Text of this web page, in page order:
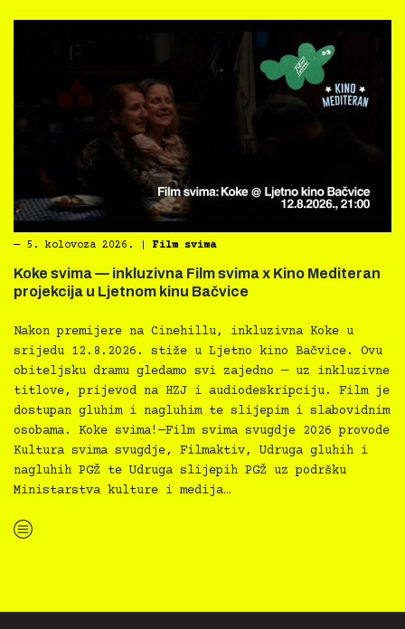
― 5. kolovoza 2026. Film svima
Koke svima — inkluzivna Film svima x Kino Mediteran
projekcija u Ljetnom kinu Bačvice
Nakon premijere na Cinehillu, inkluzivna Koke u
srijedu 12.8.2026. stiže u Ljetno kino Bačvice. Ovu
obiteljsku dramu gledamo svi zajedno — uz inkluzivne
titlove, prijevod na HZJ i audiodeskripciju. Film je
dostupan gluhim i nagluhim te slijepim i slabovidnim
osobama. Koke svima!—Film svima svugdje 2026 provode
Kultura svima svugdje, Filmaktiv, Udruga gluhih i
nagluhih PGŽ te Udruga slijepih PGŽ uz podršku
Ministarstva kulture i medija…
“Koke svima — inkluzivna Film svima x Kino Mediteran projekcija u Ljetnom kinu Bačvice”